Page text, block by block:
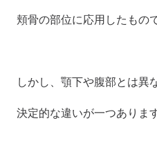
頬骨の部位に応用したもの
しかし、顎下や腹部とは異
決定的な違いが一つあります